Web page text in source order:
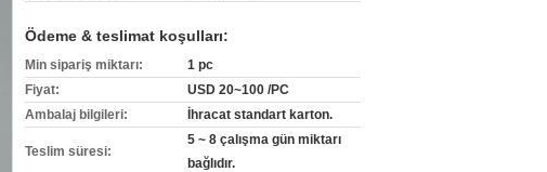
Ödeme & teslimat koşulları:
Min sipariş miktarı:
1 pc
Fiyat:
USD 20~100 /PC
Ambalaj bilgileri:
İhracat standart karton.
Teslim süresi:
5 ~ 8 çalışma gün miktarı
bağlıdır.